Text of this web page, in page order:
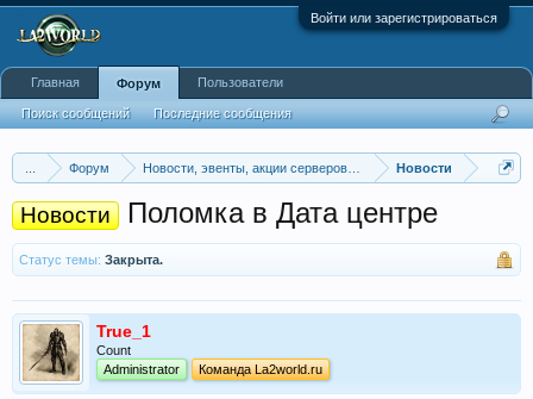
Войти или зарегистрироваться
Форум Новости, эвенты, акции серверов La2world.ruНовости
Новости Поломка в Дата центре
Статус темы: Закрыта.
True_1
Count
Administrator
Команда La2world.ru
Главная Форум
Поиск сообщений Последние сообщения
Пользователи